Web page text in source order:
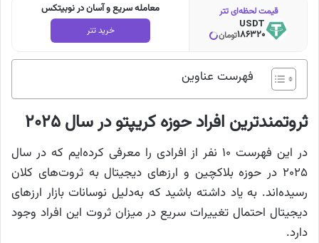
معامله سریع و آسان در نوبیتکس
خرید تتر
قیمت لحظه‌ای تتر
USDT
186320تومان
فهرست عناوین
ثروتمندترین افراد حوزه کریپتو در سال ۲۰۲۵
در این فهرست ۱۰ نفر از افرادی را معرفی کرده‌ایم که در سال
۲۰۲۵ در حوزه بلاکچین و ارزهای دیجیتال به ثروت‌های کلان
رسیده‌اند. به یاد داشته باشید که به‌دلیل نوسانات بازار ارزهای
دیجیتال احتمال تغییرات سریع در میزان ثروت این افراد وجود
دارد.